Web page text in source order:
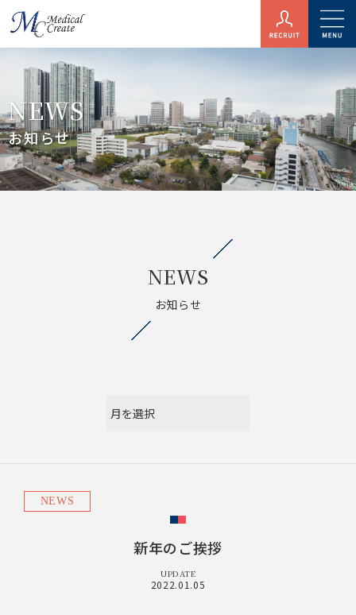
NEWS
お知らせ
NEWS
お知らせ
NEWS
新年のご挨拶
UPDATE
2022.01.05